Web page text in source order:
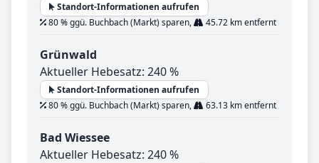
Standort-Informationen aufrufen
80 % ggü. Buchbach (Markt) sparen,
45.72 km entfernt
Grünwald
Aktueller Hebesatz: 240 %
Standort-Informationen aufrufen
80 % ggü. Buchbach (Markt) sparen,
63.13 km entfernt
Bad Wiessee
Aktueller Hebesatz: 240 %